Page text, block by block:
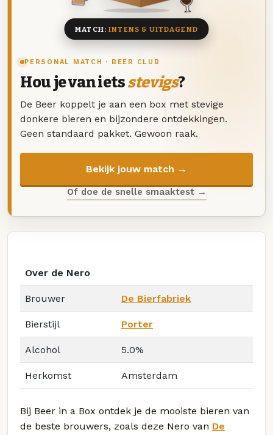
PERSONAL MATCH · BEER CLUB
Hou je van ietsstevigs?
De Beer koppelt je aan een box met stevige
donkere bieren en bijzondere ontdekkingen.
Geen standaard pakket. Gewoon raak.
Bekijk jouw match →
Of doe de snelle smaaktest →
MATCH:INTENS & UITDAGEND
Over de Nero
Brouwer De Bierfabriek
Bierstijl Porter
Alcohol 5.0%
Herkomst Amsterdam
Bij Beer in a Box ontdek je de mooiste bieren van
de beste brouwers, zoals deze Nero van De